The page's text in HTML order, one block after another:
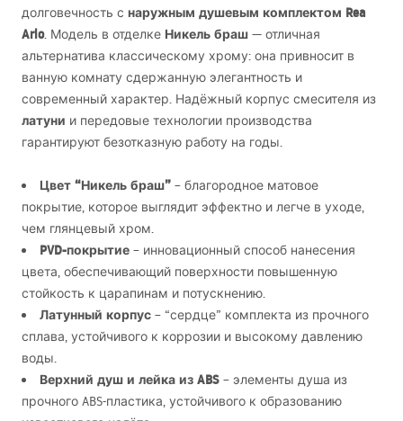
долговечность с наружным душевым комплектом Rea
Arlo. Модель в отделке Никель браш — отличная
альтернатива классическому хрому: она привносит в
ванную комнату сдержанную элегантность и
современный характер. Надёжный корпус смесителя из
латуни и передовые технологии производства
гарантируют безотказную работу на годы.
Цвет “Никель браш” – благородное матовое
покрытие, которое выглядит эффектно и легче в уходе,
чем глянцевый хром.
PVD-покрытие – инновационный способ нанесения
цвета, обеспечивающий поверхности повышенную
стойкость к царапинам и потускнению.
Латунный корпус – “сердце” комплекта из прочного
сплава, устойчивого к коррозии и высокому давлению
воды.
Верхний душ и лейка из ABS – элементы душа из
прочного ABS-пластика, устойчивого к образованию